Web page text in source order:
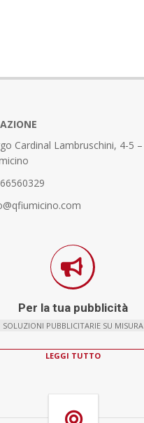
Cardinal Lambruschini, 4-5 –
Per la tua pubblicità
SOLUZIONI PUBBLICITARIE SU MISURA
LEGGI TUTTO